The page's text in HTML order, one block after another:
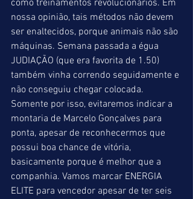
como treinamentos revolucionários. Em
nossa opinião, tais métodos não devem
ser enaltecidos, porque animais não são
máquinas. Semana passada a égua
JUDIAÇÃO (que era favorita de 1.50)
também vinha correndo seguidamente e
não conseguiu chegar colocada.
Somente por isso, evitaremos indicar a
montaria de Marcelo Gonçalves para
ponta, apesar de reconhecermos que
possui boa chance de vitória,
basicamente porque é melhor que a
companhia. Vamos marcar ENERGIA
ELITE para vencedor apesar de ter seis